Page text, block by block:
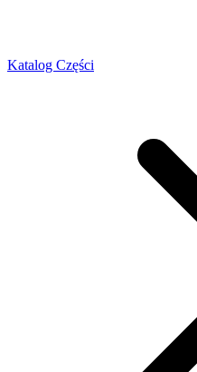
Katalog Części